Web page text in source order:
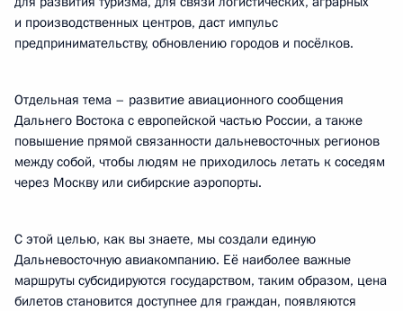
и производственных центров, даст импульс
предпринимательству, обновлению городов и посёлков.
Отдельная тема – развитие авиационного сообщения
Дальнего Востока с европейской частью России, а также
повышение прямой связанности дальневосточных регионов
между собой, чтобы людям не приходилось летать к соседям
через Москву или сибирские аэропорты.
С этой целью, как вы знаете, мы создали единую
Дальневосточную авиакомпанию. Её наиболее важные
маршруты субсидируются государством, таким образом, цена
билетов становится доступнее для граждан, появляются